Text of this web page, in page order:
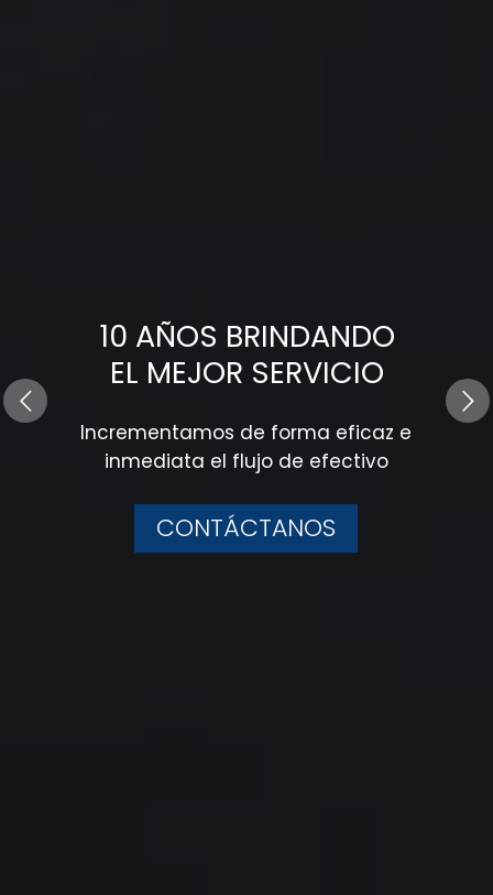
10 AÑOS BRINDANDO
EL MEJOR SERVICIO
Incrementamos de forma eficaz e
inmediata el flujo de efectivo
CONTÁCTANOS